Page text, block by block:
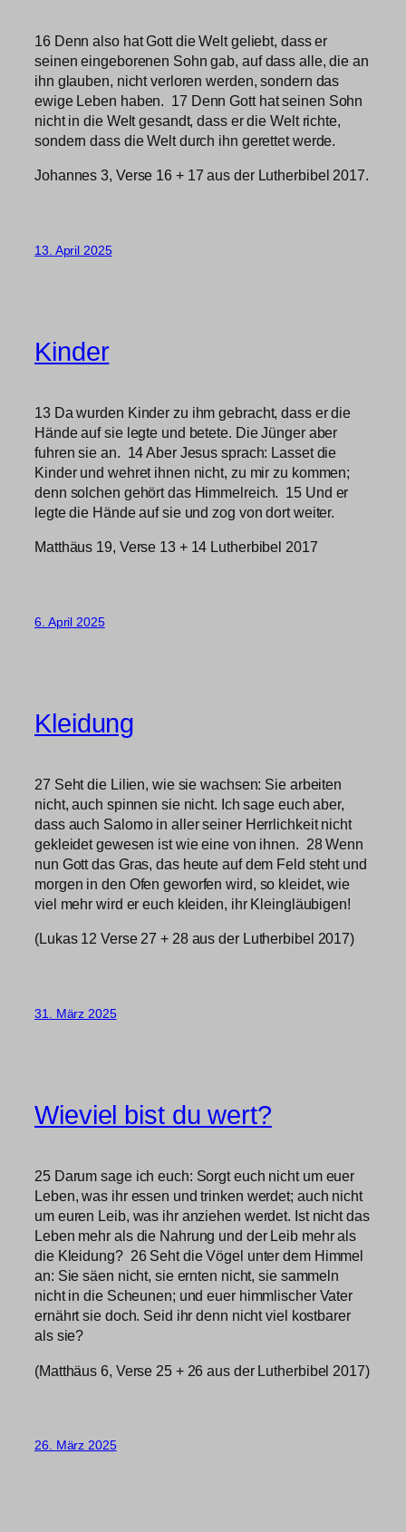
16 Denn also hat Gott die Welt geliebt, dass er
seinen eingeborenen Sohn gab, auf dass alle, die an
ihn glauben, nicht verloren werden, sondern das
ewige Leben haben. 17 Denn Gott hat seinen Sohn
nicht in die Welt gesandt, dass er die Welt richte,
sondern dass die Welt durch ihn gerettet werde.
Johannes 3, Verse 16 + 17 aus der Lutherbibel 2017.
13. April 2025
Kinder
13 Da wurden Kinder zu ihm gebracht, dass er die
Hände auf sie legte und betete. Die Jünger aber
fuhren sie an. 14 Aber Jesus sprach: Lasset die
Kinder und wehret ihnen nicht, zu mir zu kommen;
denn solchen gehört das Himmelreich. 15 Und er
legte die Hände auf sie und zog von dort weiter.
Matthäus 19, Verse 13 + 14 Lutherbibel 2017
6. April 2025
Kleidung
27 Seht die Lilien, wie sie wachsen: Sie arbeiten
nicht, auch spinnen sie nicht. Ich sage euch aber,
dass auch Salomo in aller seiner Herrlichkeit nicht
gekleidet gewesen ist wie eine von ihnen. 28 Wenn
nun Gott das Gras, das heute auf dem Feld steht und
morgen in den Ofen geworfen wird, so kleidet, wie
viel mehr wird er euch kleiden, ihr Kleingläubigen!
(Lukas 12 Verse 27 + 28 aus der Lutherbibel 2017)
31. März 2025
Wieviel bist du wert?
25 Darum sage ich euch: Sorgt euch nicht um euer
Leben, was ihr essen und trinken werdet; auch nicht
um euren Leib, was ihr anziehen werdet. Ist nicht das
Leben mehr als die Nahrung und der Leib mehr als
die Kleidung? 26 Seht die Vögel unter dem Himmel
an: Sie säen nicht, sie ernten nicht, sie sammeln
nicht in die Scheunen; und euer himmlischer Vater
ernährt sie doch. Seid ihr denn nicht viel kostbarer
als sie?
(Matthäus 6, Verse 25 + 26 aus der Lutherbibel 2017)
26. März 2025